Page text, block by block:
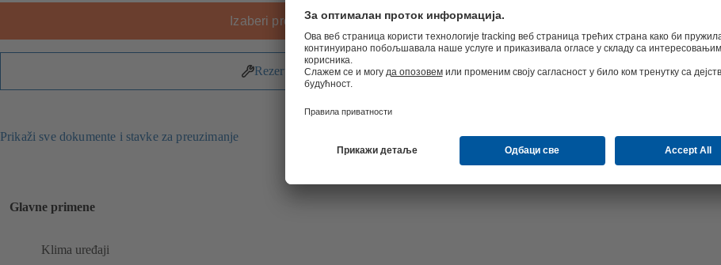
Izaberi proizvod
Rezervni delovi
Prikaži sve dokumente i stavke za preuzimanje
Glavne primene
Klima uređaji